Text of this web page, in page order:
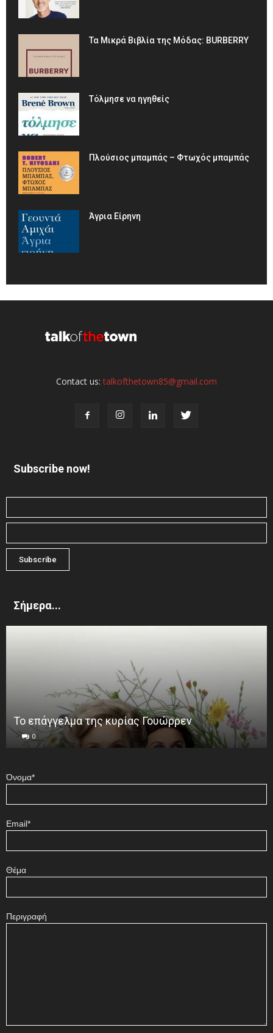
Τα Μικρά Βιβλία της Μόδας: BURBERRY
Τόλμησε να ηγηθείς
Πλούσιος μπαμπάς – Φτωχός μπαμπάς
Άγρια Είρηνη
Contact us:talkofthetown85@gmail.com
Subscribe now!
Σήμερα...
Το επάγγελμα της κυρίας Γουώρρεν
0
Όνομα*
Email*
Θέμα
Περιγραφή